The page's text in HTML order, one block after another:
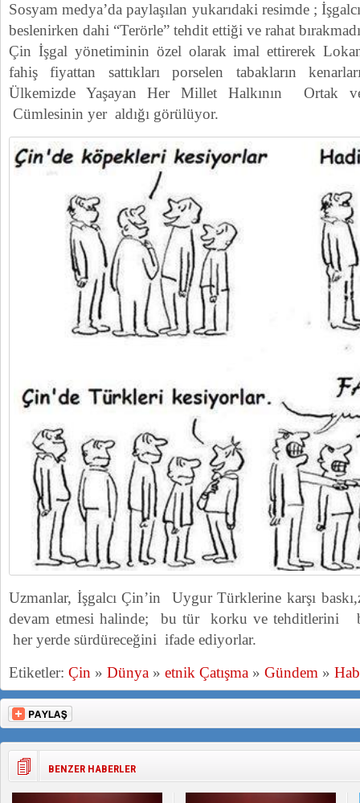
Sosyam medya’da paylaşılan yukarıdaki resimde ;
beslenirken dahi “Terörle” tehdit ettiği ve rahat
Çin İşgal yönetiminin özel olarak imal ettirerek
fahiş fiyattan sattıkları porselen tabakların
Ülkemizde Yaşayan Her Millet Halkının Ortak
Cümlesinin yer aldığı görülüyor.
Uzmanlar, İşgalcı Çin’in Uygur Türklerine karşı
devam etmesi halinde; bu tür korku ve tehditlerini
her yerde sürdüreceğini ifade ediyorlar.
Etiketler: Çin » Dünya » etnik Çatışma » Gündem »
BENZER HABERLER